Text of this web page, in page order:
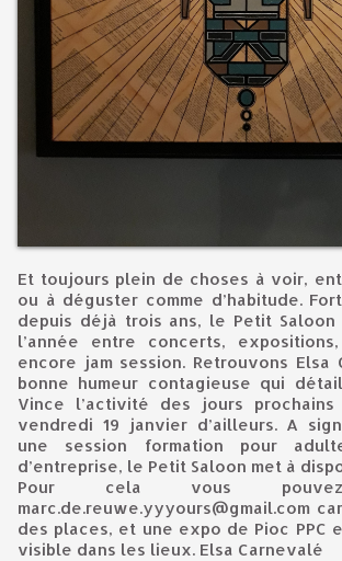
Et toujours plein de choses à voir, entendre, débattre
ou à déguster comme d’habitude.
depuis déjà trois ans, le Petit Saloon
l’année entre concerts,
encore jam session. Retrouvons Elsa
bonne humeur contagieuse qui
Vince l’activité des jours
vendredi 19 janvier d’ailleurs. A
une session formation pour
d’entreprise, le Petit Saloon met à
Pour cela vous
marc.de.reuwe.yyyours@gmail.com
des places, et une expo de Pioc PPC
visible dans les lieux. Elsa Carnevalé